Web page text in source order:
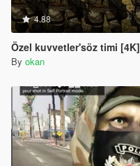
4.88
Özel kuvvetler'söz timi [4K]
By okan